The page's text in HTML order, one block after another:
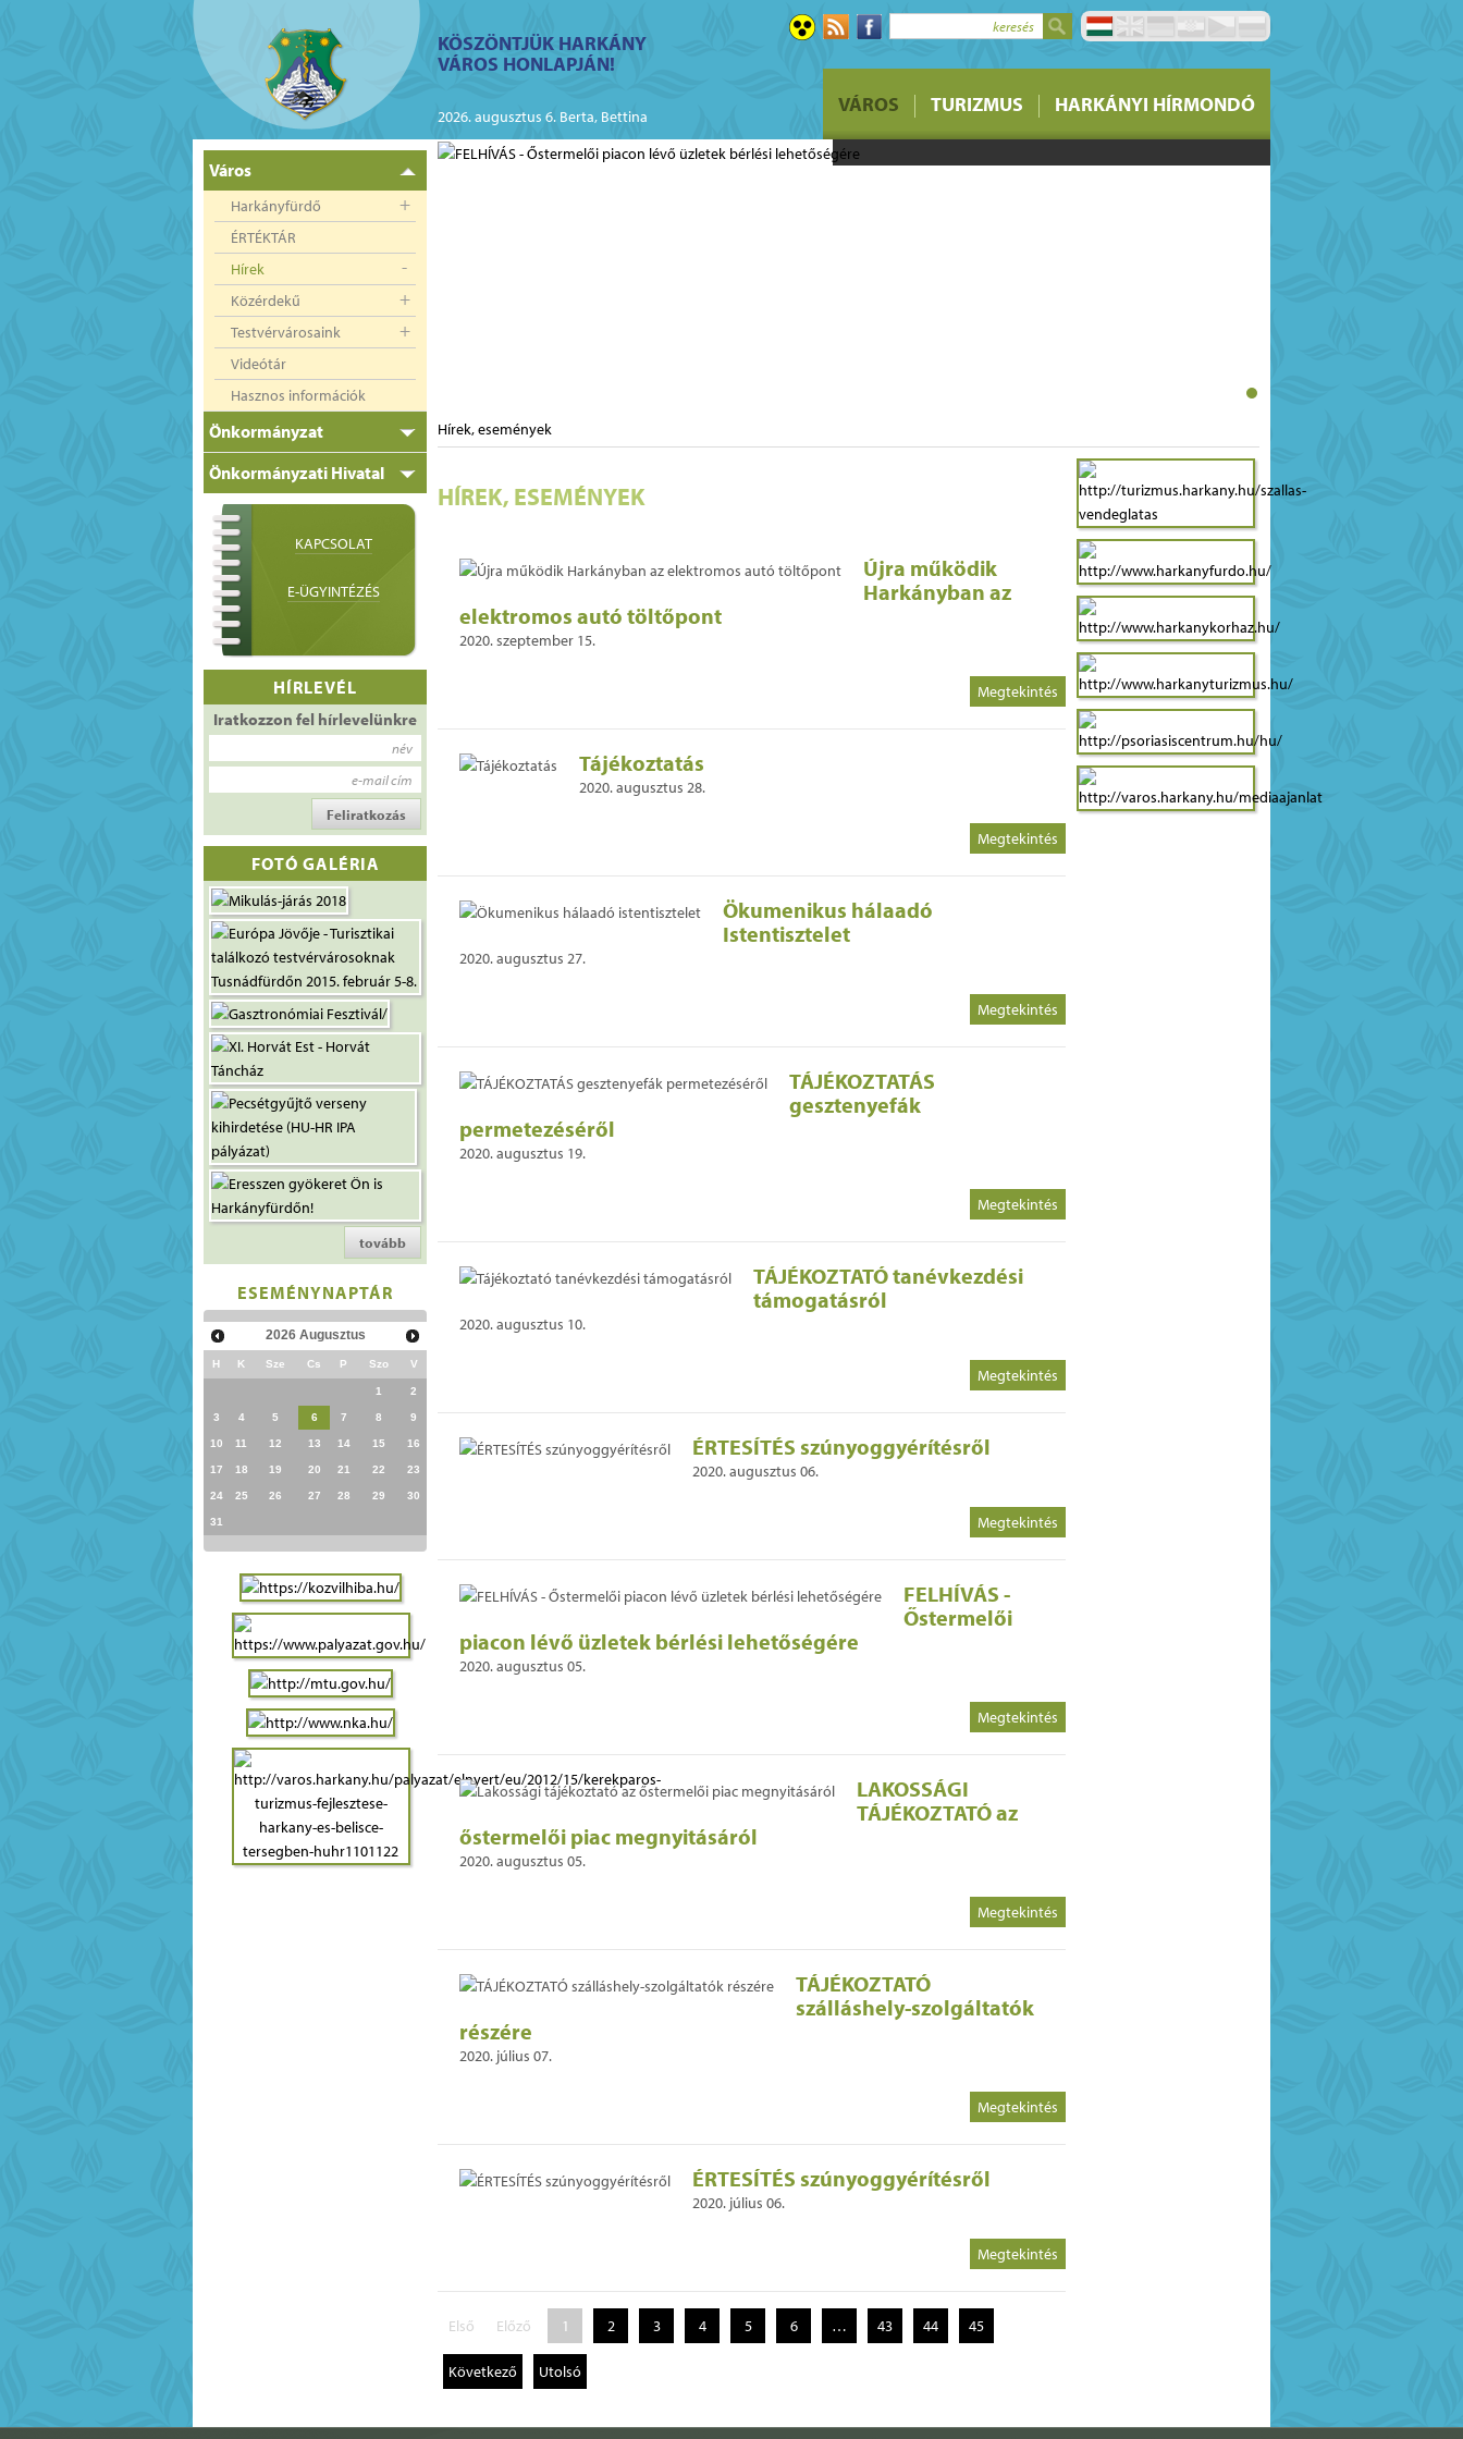
KÖSZÖNTJÜK HARKÁNY
VÁROS HONLAPJÁN!
2026. augusztus 6. Berta, Bettina VÁROS TURIZMUS HARKÁNYI HÍRMONDÓ
Pусский keresés
Város
Harkányfürdő
ÉRTÉKTÁR
Hírek
Közérdekű
Testvérvárosaink
Videótár
Hasznos információk
Önkormányzat
Önkormányzati Hivatal
KAPCSOLAT
E-ÜGYINTÉZÉS
HÍRLEVÉL
Iratkozzon fel hírlevelünkre
név
e-mail cím
FOTÓ GALÉRIA
tovább
ESEMÉNYNAPTÁR
2026 Augusztus
H K Sze Cs P Szo V
1 2
3 4 5 6 7 8 9
10 11 12 13 14 15 16
17 18 19 20 21 22 23
24 25 26 27 28 29 30
31
Újra működik Harkányban az elektromos
FELHÍVÁS - Őstermelői piacon lévő
üzletek bérlési lehetőségére
Hírek, események
HÍREK, ESEMÉNYEK
Újra működik
Harkányban az
elektromos autó töltőpont
2020. szeptember 15.
Megtekintés
Tájékoztatás
2020. augusztus 28.
Megtekintés
Ökumenikus hálaadó
Istentisztelet
2020. augusztus 27.
Megtekintés
TÁJÉKOZTATÁS
gesztenyefák
permetezéséről
2020. augusztus 19.
Megtekintés
TÁJÉKOZTATÓ tanévkezdési
támogatásról
2020. augusztus 10.
Megtekintés
ÉRTESÍTÉS szúnyoggyérítésről
2020. augusztus 06.
Megtekintés
FELHÍVÁS -
Őstermelői
piacon lévő üzletek bérlési lehetőségére
2020. augusztus 05.
Megtekintés
LAKOSSÁGI
TÁJÉKOZTATÓ az
őstermelői piac megnyitásáról
2020. augusztus 05.
Megtekintés
TÁJÉKOZTATÓ
szálláshely-szolgáltatók
részére
2020. július 07.
Megtekintés
ÉRTESÍTÉS szúnyoggyérítésről
2020. július 06.
Megtekintés
Első Előző 1 2 3 4 5 6 … 43 44 45
Következő Utolsó